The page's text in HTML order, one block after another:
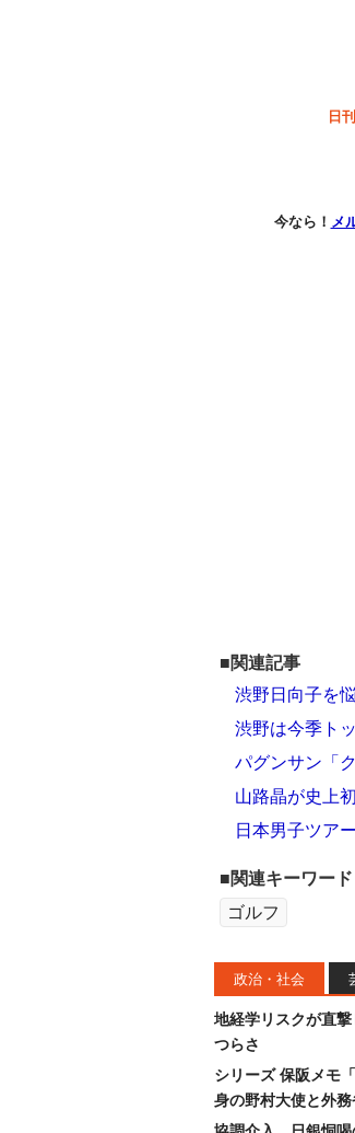
日
今なら！ メ
■関連記事
渋野日向子を
渋野は今季ト
パグンサン「
山路晶が史上
日本男子ツア
■関連キーワード
ゴルフ
政治・社会
地経学リスクが直
つらさ
シリーズ 保阪メモ
身の野村大使と外